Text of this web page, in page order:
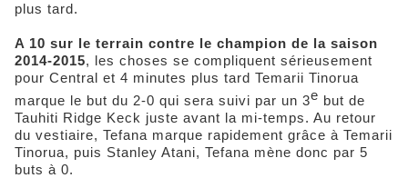
plus tard.
A 10 sur le terrain contre le champion de la saison
2014-2015, les choses se compliquent sérieusement
pour Central et 4 minutes plus tard Temarii Tinorua
marque le but du 2-0 qui sera suivi par un 3e but de
Tauhiti Ridge Keck juste avant la mi-temps. Au retour
du vestiaire, Tefana marque rapidement grâce à Temarii
Tinorua, puis Stanley Atani, Tefana mène donc par 5
buts à 0.